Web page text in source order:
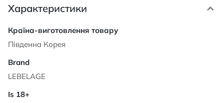
Характеристики
Характеристики
Південна Корея
LEBELAGE